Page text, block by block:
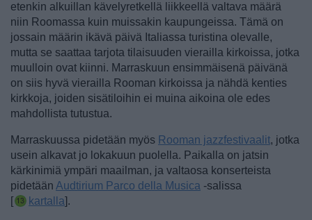
etenkin alkuillan kävelyretkellä liikkeellä valtava määrä
niin Roomassa kuin muissakin kaupungeissa. Tämä on
jossain määrin ikävä päivä Italiassa turistina olevalle,
mutta se saattaa tarjota tilaisuuden vierailla kirkoissa, jotka
muulloin ovat kiinni. Marraskuun ensimmäisenä päivänä
on siis hyvä vierailla Rooman kirkoissa ja nähdä kenties
kirkkoja, joiden sisätiloihin ei muina aikoina ole edes
mahdollista tutustua.
Marraskuussa pidetään myös Rooman jazzfestivaalit, jotka
usein alkavat jo lokakuun puolella. Paikalla on jatsin
kärkinimiä ympäri maailman, ja valtaosa konserteista
pidetään Audtirium Parco della Musica -salissa
[
kartalla].